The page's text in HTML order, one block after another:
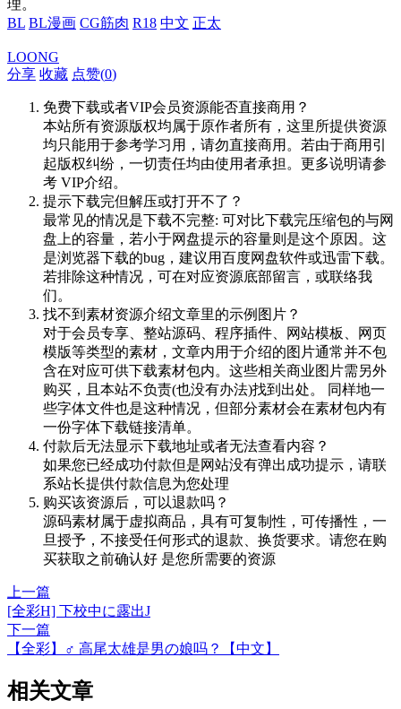
理。
BL BL漫画 CG筋肉 R18 中文 正太
LOONG
分享 收藏 点赞(0)
免费下载或者VIP会员资源能否直接商用？
本站所有资源版权均属于原作者所有，这里所提供资源
均只能用于参考学习用，请勿直接商用。若由于商用引
起版权纠纷，一切责任均由使用者承担。更多说明请参
考 VIP介绍。
提示下载完但解压或打开不了？
最常见的情况是下载不完整: 可对比下载完压缩包的与网
盘上的容量，若小于网盘提示的容量则是这个原因。这
是浏览器下载的bug，建议用百度网盘软件或迅雷下载。
若排除这种情况，可在对应资源底部留言，或联络我
们。
找不到素材资源介绍文章里的示例图片？
对于会员专享、整站源码、程序插件、网站模板、网页
模版等类型的素材，文章内用于介绍的图片通常并不包
含在对应可供下载素材包内。这些相关商业图片需另外
购买，且本站不负责(也没有办法)找到出处。 同样地一
些字体文件也是这种情况，但部分素材会在素材包内有
一份字体下载链接清单。
付款后无法显示下载地址或者无法查看内容？
如果您已经成功付款但是网站没有弹出成功提示，请联
系站长提供付款信息为您处理
购买该资源后，可以退款吗？
源码素材属于虚拟商品，具有可复制性，可传播性，一
旦授予，不接受任何形式的退款、换货要求。请您在购
买获取之前确认好 是您所需要的资源
上一篇
[全彩H] 下校中に露出J
下一篇
【全彩】♂ 高尾太雄是男の娘吗？【中文】
相关文章